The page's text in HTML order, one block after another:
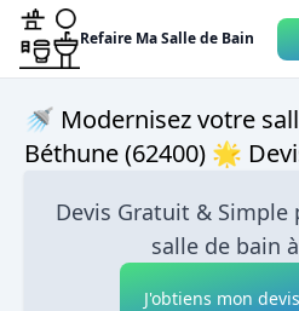
Refaire Ma Salle de Bain
🚿 Modernisez votre
Béthune (62400) 🌟
Devis Gratuit &
salle de bain
J'obtiens mon